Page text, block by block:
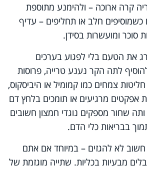
קרה ארוכה – ולהימנע מתוספת
חלב או תחליפים – עדיף
סוכר ומועשרות בסידן.
את הטעם בלי לפגוע בערכים
לתה הקר נענע טרייה, פרוסות
חליטות צמחים כמו קמומיל או היביסקוס,
אפקטים מרגיעים או תומכים בלחץ דם
ותה שחור מספקים נוגדי חמצון חשובים
בבריאות כלי הדם.
חשוב לא להגזים – במיוחד אם אתם
מבעיות בכליות. שתייה מוגזמת של